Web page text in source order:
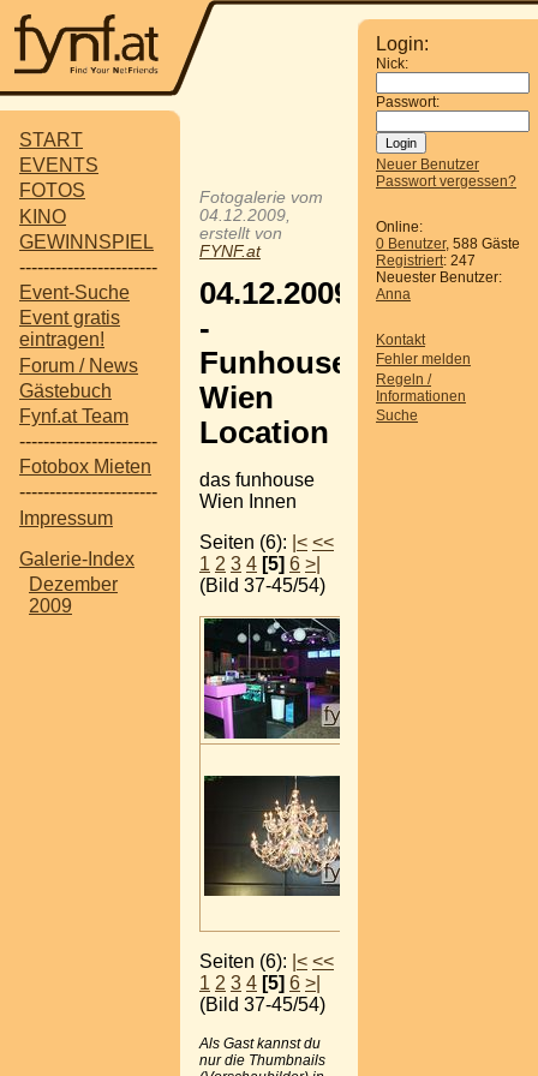
START
EVENTS
FOTOS
KINO
GEWINNSPIEL
-----------------------
Event-Suche
Event gratis
eintragen!
Forum / News
Gästebuch
Fynf.at Team
-----------------------
Fotobox Mieten
-----------------------
Impressum
Galerie-Index
Dezember
2009
Login:
Nick:
Passwort:
Neuer Benutzer
Passwort vergessen?
Online:
0 Benutzer, 588 Gäste
Registriert: 247
Neuester Benutzer:
Anna
Kontakt
Fehler melden
Regeln /
Informationen
Suche
Fotogalerie vom
04.12.2009,
erstellt von
FYNF.at
04.12.2009Wien
-
Funhouse
Wien
Location
das funhouse
Wien Innen
Seiten (6): |< <<
1 2 3 4 [5] 6 >|
(Bild 37-45/54)
Seiten (6): |< <<
1 2 3 4 [5] 6 >|
(Bild 37-45/54)
Als Gast kannst du
nur die Thumbnails